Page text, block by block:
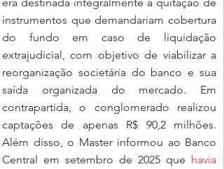
instrumentos que demandariam cobertura
do fundo em caso de liquidação
extrajudicial, com objetivo de viabilizar a
reorganização societária do banco e sua
saída organizada do mercado. Em
contrapartida, o conglomerado realizou
captações de apenas R$ 90,2 milhões.
Além disso, o Master informou ao Banco
Central em setembro de 2025 que havia